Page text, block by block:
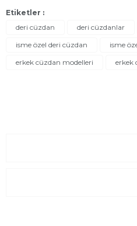
Etiketler :
deri cüzdan
deri cüzdanlar
isme özel deri cüzdan
isme
erkek cüzdan modelleri
erkek